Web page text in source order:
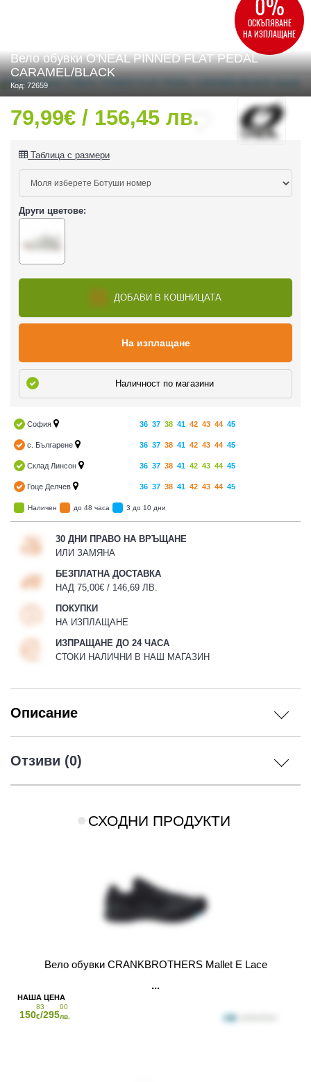
ОСКЪПЯВАНЕ
НА ИЗПЛАЩАНЕ
Вело обувки O'NEAL PINNED FLAT PEDAL
CARAMEL/BLACK
Код: 72659
79,99€ / 156,45 лв.
Таблица с размери
Други цветове:
ДОБАВИ В КОШНИЦАТА
На изплащане
Наличност по магазини
София 36 37 38 41 42 43 44 45
с. Българене 36 37 38 41 42 43 44 45
Склад Линсон 36 37 38 41 42 43 44 45
Гоце Делчев 36 37 38 41 42 43 44 45
Наличен до 48 часа 3 до 10 дни
30 ДНИ ПРАВО НА ВРЪЩАНЕ
ИЛИ ЗАМЯНА
БЕЗПЛАТНА ДОСТАВКА
НАД 75,00€ / 146,69 ЛВ.
ПОКУПКИ
НА ИЗПЛАЩАНЕ
ИЗПРАЩАНЕ ДО 24 ЧАСА
СТОКИ НАЛИЧНИ В НАШ МАГАЗИН
Описание
Отзиви (0)
СХОДНИ ПРОДУКТИ
Вело обувки CRANKBROTHERS Mallet E Lace
150
83
€/295
00
лв.